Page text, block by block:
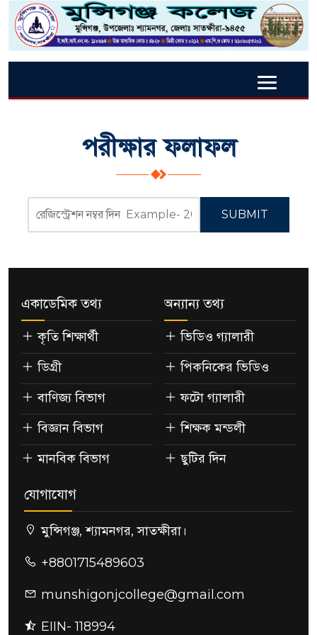
পরীক্ষার ফলাফল
SUBMIT
একাডেমিক তথ্য
কৃতি শিক্ষার্থী
ডিগ্রী
বাণিজ্য বিভাগ
বিজ্ঞান বিভাগ
মানবিক বিভাগ
অন্যান্য তথ্য
ভিডিও গ্যালারী
পিকনিকের ভিডিও
ফটো গ্যালারী
শিক্ষক মন্ডলী
ছুটির দিন
যোগাযোগ
মুন্সিগঞ্জ, শ্যামনগর, সাতক্ষীরা।
+8801715489603
munshigonjcollege@gmail.com
EIIN- 118994